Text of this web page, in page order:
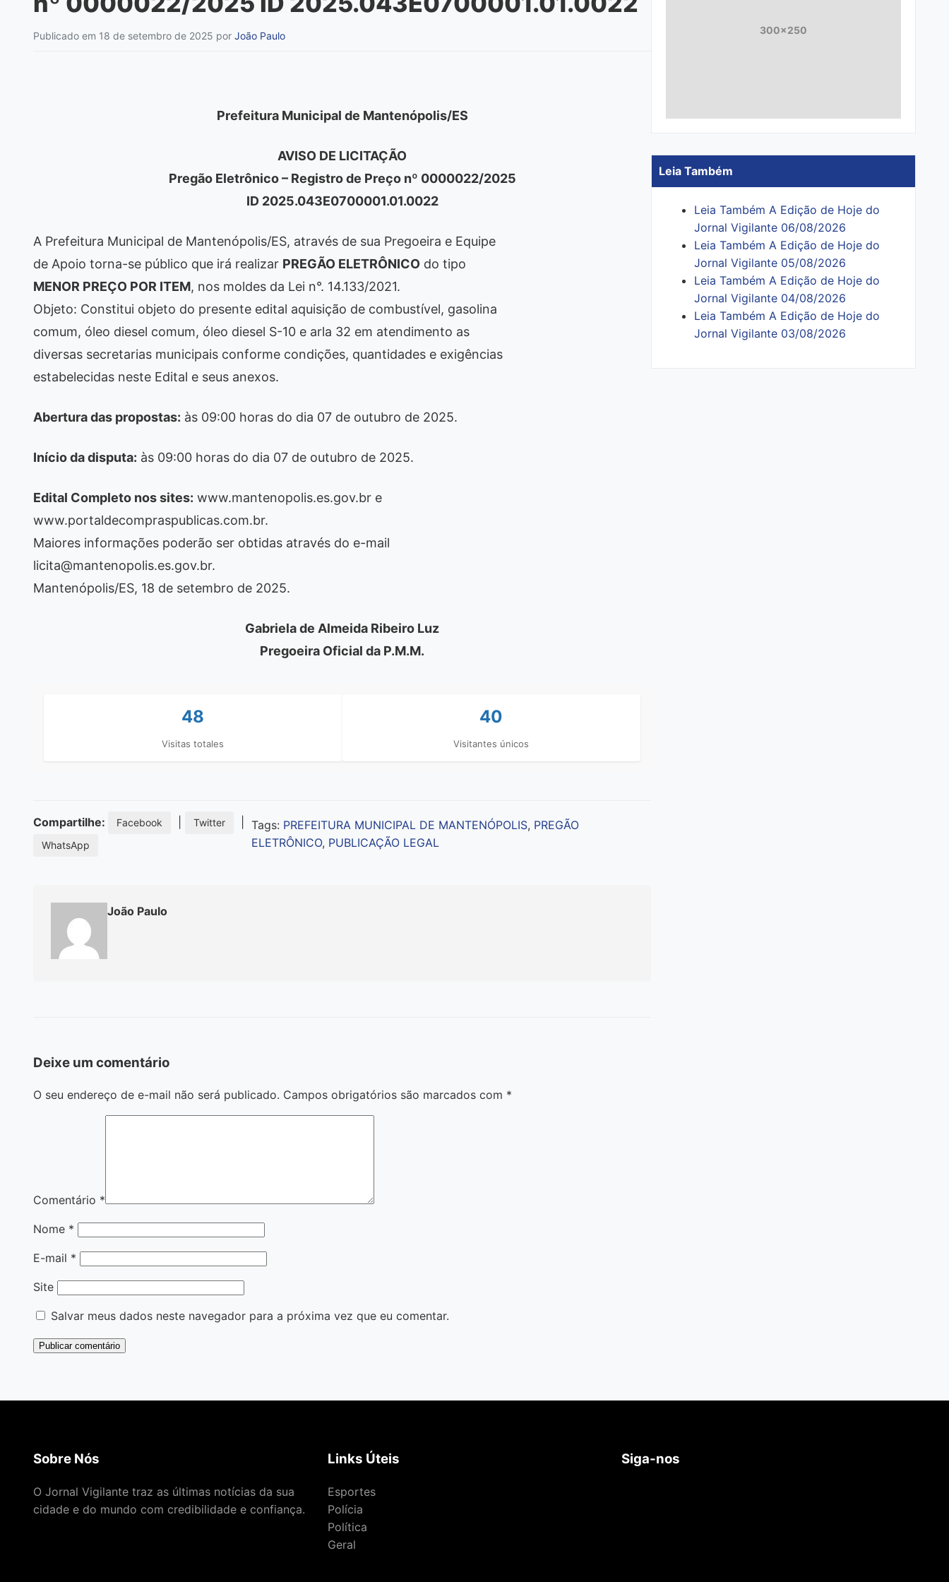
Publicado em 18 de setembro de 2025 por João Paulo
Prefeitura Municipal de Mantenópolis/ES
AVISO DE LICITAÇÃO
Pregão Eletrônico – Registro de Preço nº 0000022/2025
ID 2025.043E0700001.01.0022
A Prefeitura Municipal de Mantenópolis/ES, através de sua Pregoeira e Equipe
de Apoio torna-se público que irá realizar PREGÃO ELETRÔNICO do tipo
MENOR PREÇO POR ITEM, nos moldes da Lei n°. 14.133/2021.
Objeto: Constitui objeto do presente edital aquisição de combustível, gasolina
comum, óleo diesel comum, óleo diesel S-10 e arla 32 em atendimento as
diversas secretarias municipais conforme condições, quantidades e exigências
estabelecidas neste Edital e seus anexos.
Abertura das propostas: às 09:00 horas do dia 07 de outubro de 2025.
Início da disputa: às 09:00 horas do dia 07 de outubro de 2025.
Edital Completo nos sites: www.mantenopolis.es.gov.br e
www.portaldecompraspublicas.com.br.
Maiores informações poderão ser obtidas através do e-mail
licita@mantenopolis.es.gov.br.
Mantenópolis/ES, 18 de setembro de 2025.
Gabriela de Almeida Ribeiro Luz
Pregoeira Oficial da P.M.M.
48
Visitas totales
40
Visitantes únicos
Compartilhe: Facebook Twitter
WhatsApp
Tags: PREFEITURA MUNICIPAL DE MANTENÓPOLIS, PREGÃO
ELETRÔNICO, PUBLICAÇÃO LEGAL
João Paulo
Deixe um comentário
O seu endereço de e-mail não será publicado. Campos obrigatórios são marcados com *
Comentário *
Nome *
E-mail *
Site
Salvar meus dados neste navegador para a próxima vez que eu comentar.
300x250
Leia Também
Leia Também A Edição de Hoje do
Jornal Vigilante 06/08/2026
Leia Também A Edição de Hoje do
Jornal Vigilante 05/08/2026
Leia Também A Edição de Hoje do
Jornal Vigilante 04/08/2026
Leia Também A Edição de Hoje do
Jornal Vigilante 03/08/2026
Sobre Nós
O Jornal Vigilante traz as últimas notícias da sua
cidade e do mundo com credibilidade e confiança.
Links Úteis
Esportes
Polícia
Política
Geral
Siga-nos